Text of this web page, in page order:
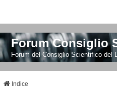
Forum Consiglio
Forum del Consiglio Scientifico del
Indice